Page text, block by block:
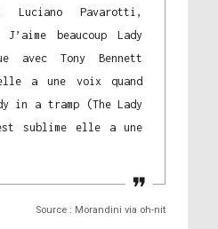
Luciano Pavarotti,
beaucoup Lady
avec Tony Bennett
a une voix quand
in a tramp (The Lady
sublime elle a une
Source : Morandini via oh-nit